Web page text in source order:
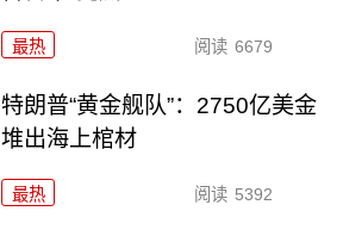
最热 阅读 6679
特朗普“黄金舰队”：2750亿美金
堆出海上棺材
最热 阅读 5392